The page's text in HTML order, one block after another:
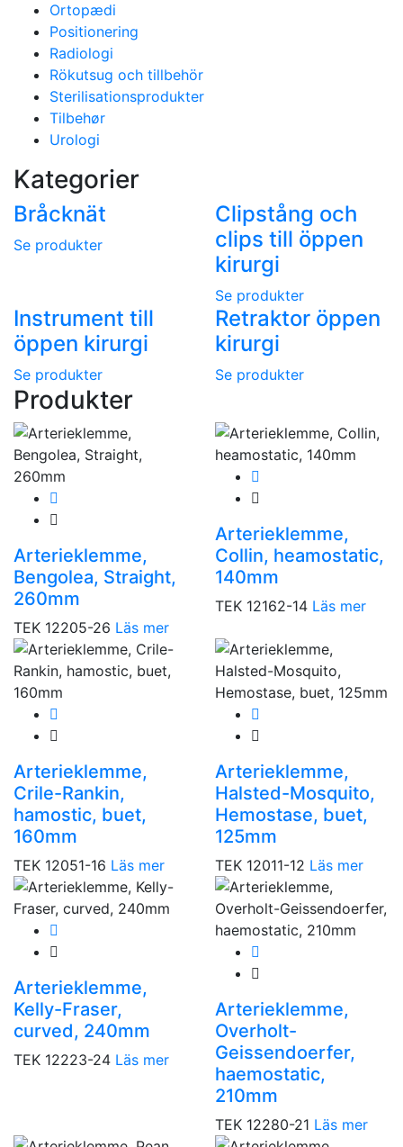
Kategorier
Bråcknät
Se produkter
Clipstång och
clips till öppen
kirurgi
Se produkter
Instrument till
öppen kirurgi
Se produkter
Retraktor öppen
kirurgi
Se produkter
Produkter
Arterieklemme,
Bengolea, Straight,
260mm
TEK 12205-26 Läs mer
Arterieklemme,
Collin, heamostatic,
140mm
TEK 12162-14 Läs mer
Arterieklemme,
Crile-Rankin,
hamostic, buet,
160mm
TEK 12051-16 Läs mer
Arterieklemme,
Halsted-Mosquito,
Hemostase, buet,
125mm
TEK 12011-12 Läs mer
Arterieklemme,
Kelly-Fraser,
curved, 240mm
TEK 12223-24 Läs mer
Arterieklemme,
Overholt-
Geissendoerfer,
haemostatic,
210mm
TEK 12280-21 Läs mer
Ortopædi
Positionering
Radiologi
Rökutsug och tillbehör
Sterilisationsprodukter
Tilbehør
Urologi